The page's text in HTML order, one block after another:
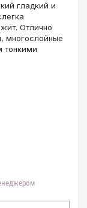
гладкий и
Отлично
многослойные
тонкими